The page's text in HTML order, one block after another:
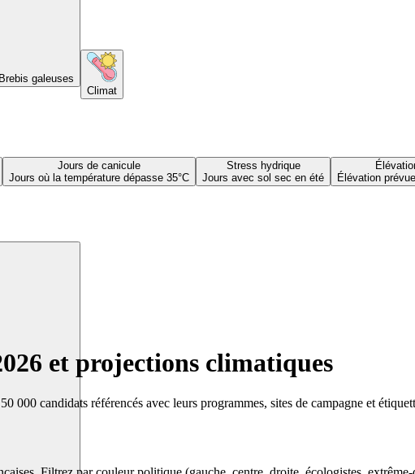
Brebis galeuses
Climat
Jours de canicule
Jours où la température dépasse 35°C
Stress hydrique
Jours avec sol sec en été
Élévation
et projections climatiques
000 candidats référencés avec leurs programmes, sites de campagne et